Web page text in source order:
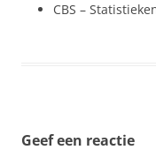
CBS –
Geef een reactie